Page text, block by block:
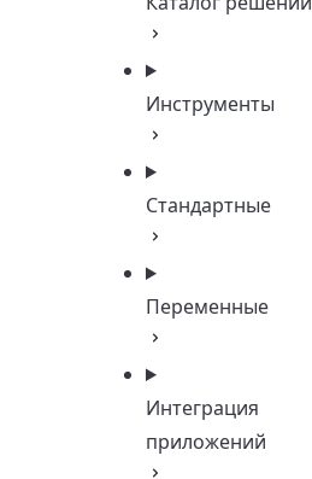
Инструменты
Стандартные
Переменные
Интеграция
приложений